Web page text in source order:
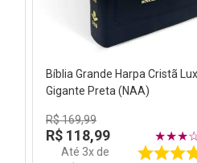
Bíblia Grande Harpa Cristã
Gigante Preta (NAA)
R$169,99
R$ 118,99
Até 3x de
★★★